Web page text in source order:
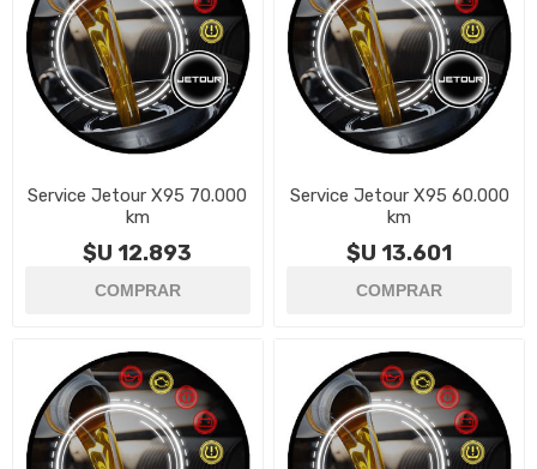
Service Jetour X95 70.000
km
$U 12.893
Service Jetour X95 60.000
km
$U 13.601